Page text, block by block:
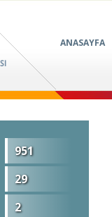
ANASAYFA
951
29
2